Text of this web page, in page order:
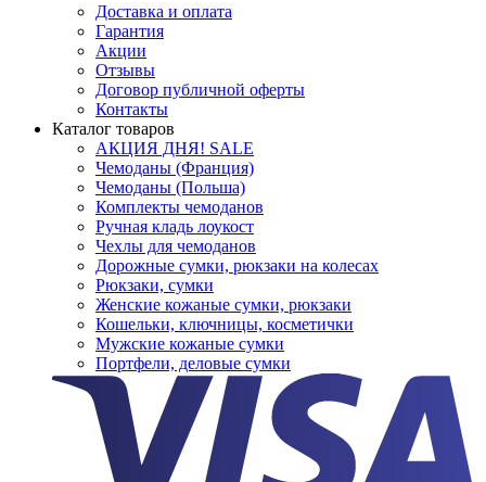
Доставка и оплата
Гарантия
Акции
Отзывы
Договор публичной оферты
Контакты
Каталог товаров
АКЦИЯ ДНЯ! SALE
Чемоданы (Франция)
Чемоданы (Польша)
Комплекты чемоданов
Ручная кладь лоукост
Чехлы для чемоданов
Дорожные сумки, рюкзаки на колесах
Рюкзаки, сумки
Женские кожаные сумки, рюкзаки
Кошельки, ключницы, косметички
Мужские кожаные сумки
Портфели, деловые сумки